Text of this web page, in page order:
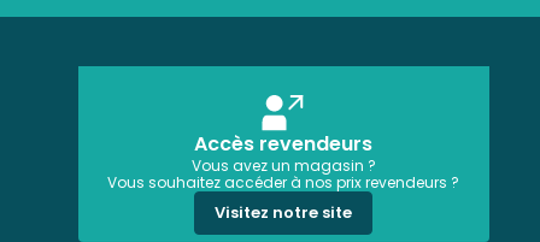
Accès revendeurs
Vous avez un magasin ?
Vous souhaitez accéder à nos prix revendeurs ?
Visitez notre site